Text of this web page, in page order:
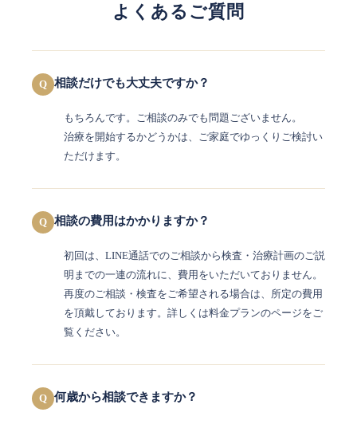
よくあるご質問
Q 相談だけでも大丈夫ですか？
もちろんです。ご相談のみでも問題ございません。
治療を開始するかどうかは、ご家庭でゆっくりご検討い
ただけます。
Q 相談の費用はかかりますか？
初回は、LINE通話でのご相談から検査・治療計画のご説
明までの一連の流れに、費用をいただいておりません。
再度のご相談・検査をご希望される場合は、所定の費用
を頂戴しております。詳しくは料金プランのページをご
覧ください。
Q 何歳から相談できますか？